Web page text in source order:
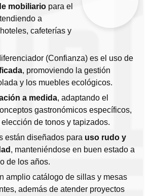
mobiliario para el
a
cafeterías y
(Confianza) es el uso de
, promoviendo la gestión
y los muebles ecológicos.
a medida, adaptando el
gastronómicos específicos,
de tonos y tapizados.
están diseñados para uso rudo y
, manteniéndose en buen estado a
de los años.
amplio catálogo de sillas y mesas
además de atender proyectos